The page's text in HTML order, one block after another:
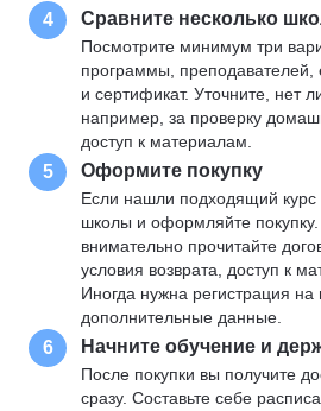
4 Сравните несколько
Посмотрите минимум три
программы, преподавателей,
и сертификат. Уточните, нет
например, за проверку
доступ к материалам.
5 Оформите покупку
Если нашли подходящий
школы и оформляйте
внимательно прочитайте
условия возврата, доступ к
Иногда нужна регистрация
дополнительные данные.
6 Начните обучение и
После покупки вы получите
сразу. Составьте себе